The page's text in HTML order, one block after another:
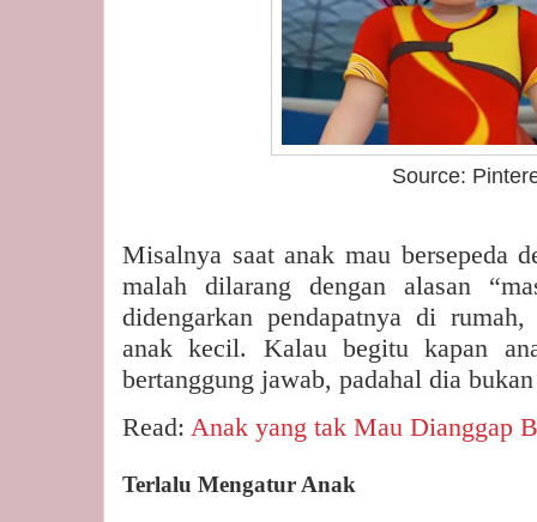
Source:
Misalnya saat anak mau bersepeda
malah dilarang dengan alasan
didengarkan pendapatnya di
anak kecil. Kalau begitu kapan
bertanggung jawab, padahal dia
Read: Anak yang tak Mau Dianggap
Terlalu Mengatur Anak